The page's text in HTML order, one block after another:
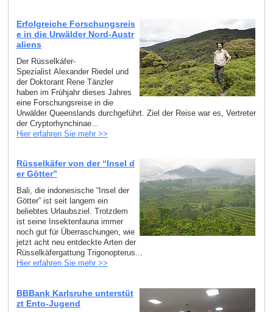
Erfolgreiche Forschungsreis
e in die Urwälder Nord-Austr
aliens
Der Rüsselkäfer-
Spezialist Alexander Riedel und
der Doktorant Rene Tänzler
haben im Frühjahr dieses Jahres
eine Forschungsreise in die
Urwälder Queenslands durchgeführt. Ziel der Reise war es, Vertreter
der Cryptorhynchinae...
Hier erfahren Sie mehr >>
Rüsselkäfer von der “Insel d
er Götter”
Bali, die indonesische “Insel der
Götter” ist seit langem ein
beliebtes Urlaubsziel. Trotzdem
ist seine Insektenfauna immer
noch gut für Überraschungen, wie
jetzt acht neu entdeckte Arten der
Rüsselkäfergattung Trigonopterus...
Hier erfahren Sie mehr >>
BBBank Karlsruhe unterstüt
zt Ento-Jugend